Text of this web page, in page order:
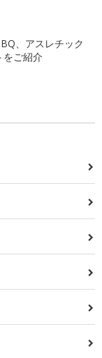
、アスレチック
をご紹介